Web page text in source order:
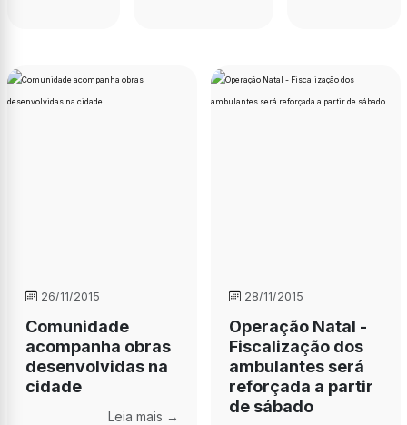
26/11/2015
Comunidade
acompanha obras
desenvolvidas na
cidade
Leia mais →
28/11/2015
Operação Natal -
Fiscalização dos
ambulantes será
reforçada a partir
de sábado